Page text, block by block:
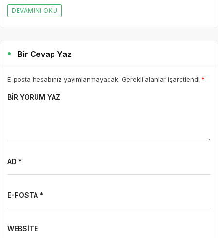
DEVAMINI OKU
Bir Cevap Yaz
E-posta hesabınız yayımlanmayacak. Gerekli alanlar işaretlendi *
BIR YORUM YAZ
AD *
E-POSTA *
WEBSITE